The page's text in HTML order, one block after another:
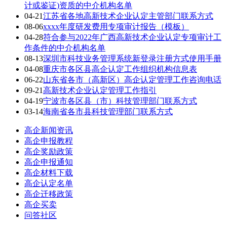
计或鉴证)资质的中介机构名单
04-21江苏省各地高新技术企业认定主管部门联系方式
08-06xxxx年度研发费用专项审计报告（模板）
04-28符合参与2022年广西高新技术企业认定专项审计工
作条件的中介机构名单
08-13深圳市科技业务管理系统新登录注册方式使用手册
04-08重庆市各区县高企认定工作组织机构信息表
06-22山东省各市（高新区）高企认定管理工作咨询电话
09-21高新技术企业认定管理工作指引
04-19宁波市各区县（市）科技管理部门联系方式
03-14海南省各市县科技管理部门联系方式
高企新闻资讯
高企申报教程
高企奖励政策
高企申报通知
高企材料下载
高企认定名单
高企迁移政策
高企买卖
问答社区